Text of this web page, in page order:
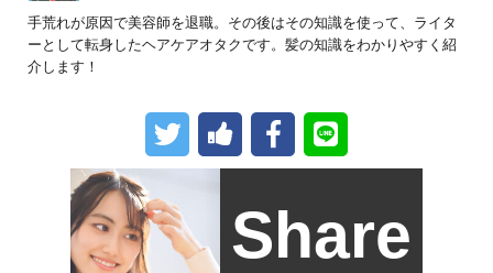
手荒れが原因で美容師を退職。その後はその知識を使って、ライタ
ーとして転身したヘアケアオタクです。髪の知識をわかりやすく紹
介します！
Share